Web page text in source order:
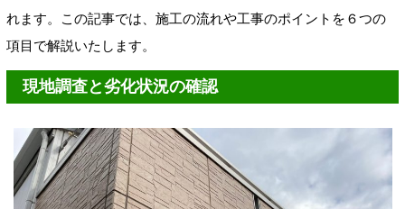
れます。この記事では、施工の流れや工事のポイントを６つの
項目で解説いたします。
現地調査と劣化状況の確認